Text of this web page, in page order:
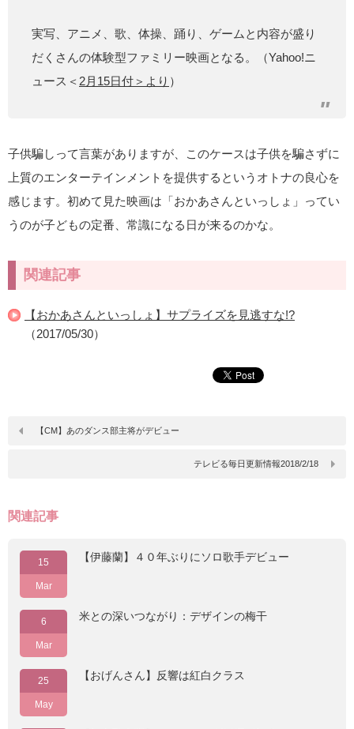
実写、アニメ、歌、体操、踊り、ゲームと内容が盛り
だくさんの体験型ファミリー映画となる。（Yahoo!ニ
ュース＜ 2月15日付＞より ）
子供騙しって言葉がありますが、このケースは子供を騙さずに
上質のエンターテインメントを提供するというオトナの良心を
感じます。初めて見た映画は「おかあさんといっしょ」ってい
うのが子どもの定番、常識になる日が来るのかな。
関連記事
【おかあさんといっしょ】サプライズを見逃すな!?
（2017/05/30）
【CM】あのダンス部主将がデビュー
テレビる毎日更新情報2018/2/18
関連記事
15
Mar
【伊藤蘭】４０年ぶりにソロ歌手デビュー
6
Mar
米との深いつながり：デザインの梅干
25
May
【おげんさん】反響は紅白クラス